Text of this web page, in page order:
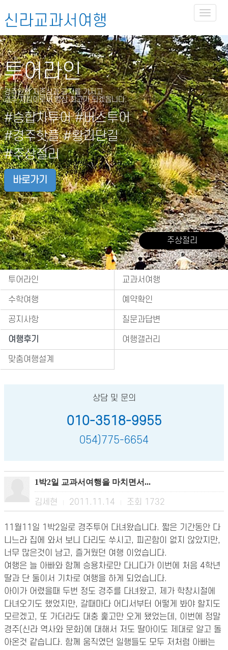
Toggle
신라교과서여행
투어라인
경주인의 자존심과 긍지를 가지고
경주 지킴이로써 항상 최고가 되겠읍니다.
#승합차투어 #버스투어
#경주핫플 #황리단길
#주상절리
바로가기
주상절리
출처 : 경주시 관광자원 영상이미지
투어라인 교과서여행
수학여행 예약확인
공지사항 질문과답변
여행후기 여행갤러리
맞춤여행설계
상담 및 문의
010-3518-9955
054)775-6654
1박2일 교과서여행을 마치면서...
김세현 2011.11.14 조회 1732
11월11일 1박2일로 경주투어 다녀왔습니다. 짧은 기간동안 다
니느라 집에 와서 보니 다리도 쑤시고, 피곤함이 없지 않았지만,
너무 많은것이 남고, 즐거웠던 여행 이었습니다.
여행은 늘 아빠와 함께 승용차로만 다니다가 이번에 처음 4학년
딸과 단 둘이서 기차로 여행을 하게 되었습니다.
아이가 어렸을때 두번 정도 경주를 다녀왔고, 제가 학창시절에
다녀오기도 했었지만, 갈때마다 어디서부터 어떻게 봐야 할지도
모르겠고, 또 가더라도 대충 훑고만 오게 됐었는데, 이번에 정말
경주(신라 역사와 문화)에 대해서 저도 딸아이도 제대로 알고 돌
아온것 같습니다. 함께 움직였던 일행들도 모두 저처럼 아빠는